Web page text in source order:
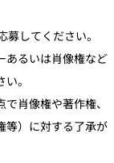
してください。
あるいは肖像権など
。
肖像権や著作権、
等）に対する了承が